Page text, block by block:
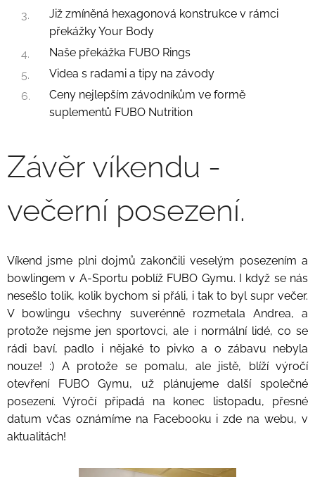
Již zmíněná hexagonová konstrukce v rámci
překážky Your Body
Naše překážka FUBO Rings
Videa s radami a tipy na závody
Ceny nejlepším závodníkům ve formě
suplementů FUBO Nutrition
Závěr víkendu -
večerní posezení.
Víkend jsme plni dojmů zakončili veselým posezením a
bowlingem v A-Sportu poblíž FUBO Gymu. I když se nás
nesešlo tolik, kolik bychom si přáli, i tak to byl supr večer.
V bowlingu všechny suverénně rozmetala Andrea, a
protože nejsme jen sportovci, ale i normální lidé, co se
rádi baví, padlo i nějaké to pivko a o zábavu nebyla
nouze! :) A protože se pomalu, ale jistě, blíží výročí
otevření FUBO Gymu, už plánujeme další společné
posezení. Výročí připadá na konec listopadu, přesné
datum včas oznámíme na Facebooku i zde na webu, v
aktualitách!